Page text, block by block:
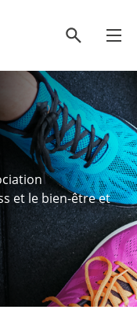
rechercher
et le bien-être et